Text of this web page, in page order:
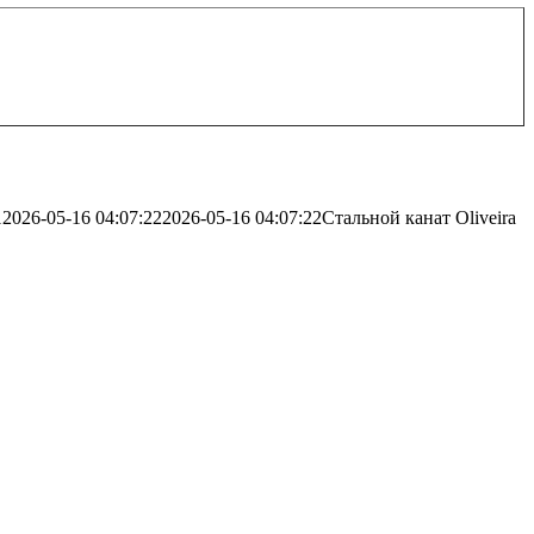
2026-05-16 04:07:222026-05-16 04:07:22Стальной канат Oliveira